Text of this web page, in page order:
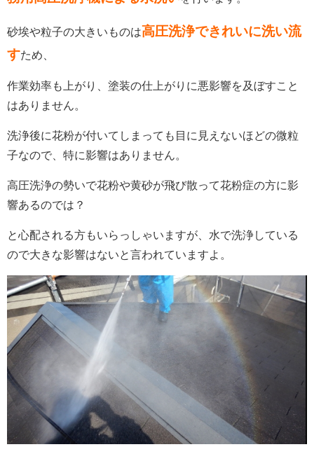
砂埃や粒子の大きいものは高圧洗浄できれいに洗い流
すため、
作業効率も上がり、塗装の仕上がりに悪影響を及ぼすこと
はありません。
洗浄後に花粉が付いてしまっても目に見えないほどの微粒
子なので、特に影響はありません。
高圧洗浄の勢いで花粉や黄砂が飛び散って花粉症の方に影
響あるのでは？
と心配される方もいらっしゃいますが、 水で洗浄している
ので大きな影響はないと言われていますよ。